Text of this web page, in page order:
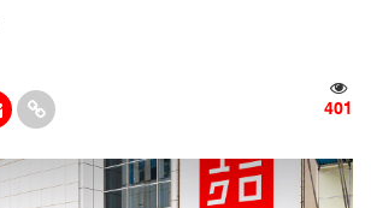
401